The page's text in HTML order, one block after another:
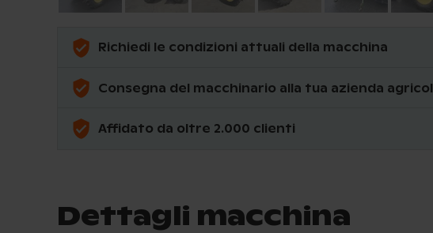
Richiedi le condizioni attuali della macchina
Consegna del macchinario alla tua azienda
Affidato da oltre 2.000 clienti
Dettagli macchina